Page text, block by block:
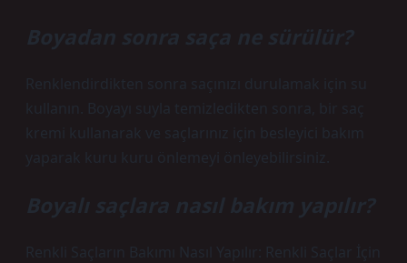
Boyadan sonra saça ne sürülür?
Renklendirdikten sonra saçınızı durulamak için su
kullanın. Boyayı suyla temizledikten sonra, bir saç
kremi kullanarak ve saçlarınız için besleyici bakım
yaparak kuru kuru önlemeyi önleyebilirsiniz.
Boyalı saçlara nasıl bakım yapılır?
Renkli Saçların Bakımı Nasıl Yapılır: Renkli Saçlar İçin